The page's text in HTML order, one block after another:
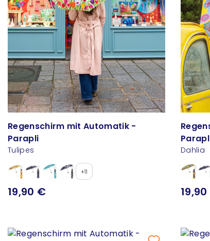
Regenschirm mit Automatik -
Parapli
Tulipes
+11
19,90 €
Dahlia